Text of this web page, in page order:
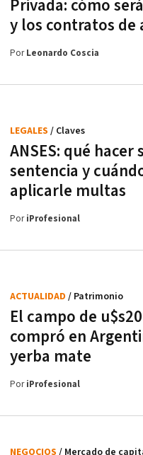
Privada: cómo
y los contratos de
PorLeonardo Coscia
ANSES: qué
sentencia y
aplicarle multas
LEGALES / Claves
PoriProfesional
El campo de
compró en
yerba mate
ACTUALIDAD / Patrimonio
PoriProfesional
NEGOCIOS / Mercado de